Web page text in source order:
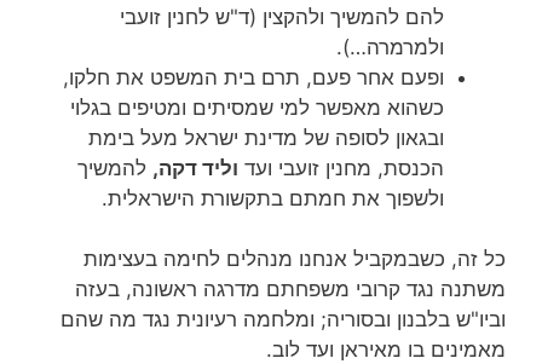
להם להמשיך ולהקצין (ד"ש לחנין זועבי
ולמרמרה…).
ופעם אחר פעם, תרם בית המשפט את חלקו,
כשהוא מאפשר למי שמסיתים ומטיפים בגלוי
ובגאון לסופה של מדינת ישראל מעל בימת
הכנסת, מחנין זועבי ועד וליד דקה, להמשיך
ולשפוך את חמתם בתקשורת הישראלית.
כל זה, כשבמקביל אנחנו מנהלים לחימה בעצימות
משתנה נגד קרובי משפחתם מדרגה ראשונה, בעזה
וביו"ש בלבנון ובסוריה; ומלחמה רעיונית נגד מה שהם
מאמינים בו מאיראן ועד לוב.